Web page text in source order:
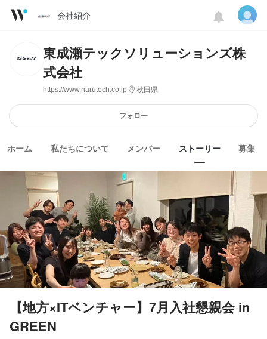
会社紹介
東成瀬テックソリューションズ株
式会社
https://www.narutech.co.jp 秋田県
フォロー
ホーム 私たちについて メンバー ストーリー 募集
【地方×ITベンチャー】7月入社懇親会 in
GREEN